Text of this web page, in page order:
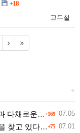
+18
고두철
+
+169 07.05
력 풀의 진실
+75 07.01
있다면 여기